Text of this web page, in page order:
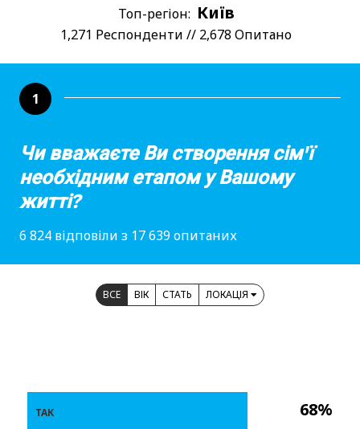
Топ-регіон: Київ
1,271 Респонденти // 2,678 Опитано
1
Чи вважаєте Ви створення сім'ї
необхідним етапом у Вашому
житті?
6 824 відповіли з 17 639 опитаних
ВСЕ ВІК СТАТЬ ЛОКАЦІЯ
68%
ТАК